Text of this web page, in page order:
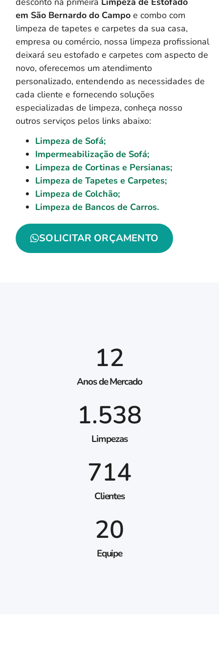
em São Bernardo do Campo e combo com
limpeza de tapetes e carpetes da sua casa,
empresa ou comércio, nossa limpeza profissional
deixará seu estofado e carpetes com aspecto de
novo, oferecemos um atendimento
personalizado, entendendo as necessidades de
cada cliente e fornecendo soluções
especializadas de limpeza, conheça nosso
outros serviços pelos links abaixo:
Limpeza de Sofá;
Impermeabilização de Sofá;
Limpeza de Cortinas e Persianas;
Limpeza de Tapetes e Carpetes;
Limpeza de Colchão;
Limpeza de Bancos de Carros.
SOLICITAR ORÇAMENTO
Anos de Mercado
12
Limpezas
1.538
Clientes
714
Equipe
20